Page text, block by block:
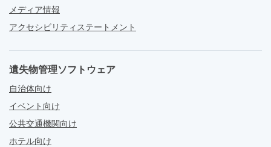
メディア情報
アクセシビリティステートメント
遺失物管理ソフトウェア
自治体向け
イベント向け
公共交通機関向け
ホテル向け